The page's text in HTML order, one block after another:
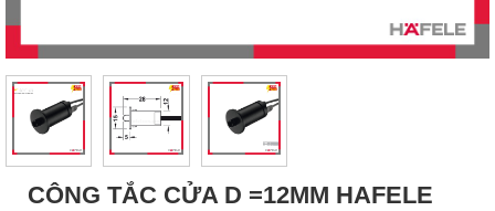
CÔNG TẮC CỬA D =12MM HAFELE